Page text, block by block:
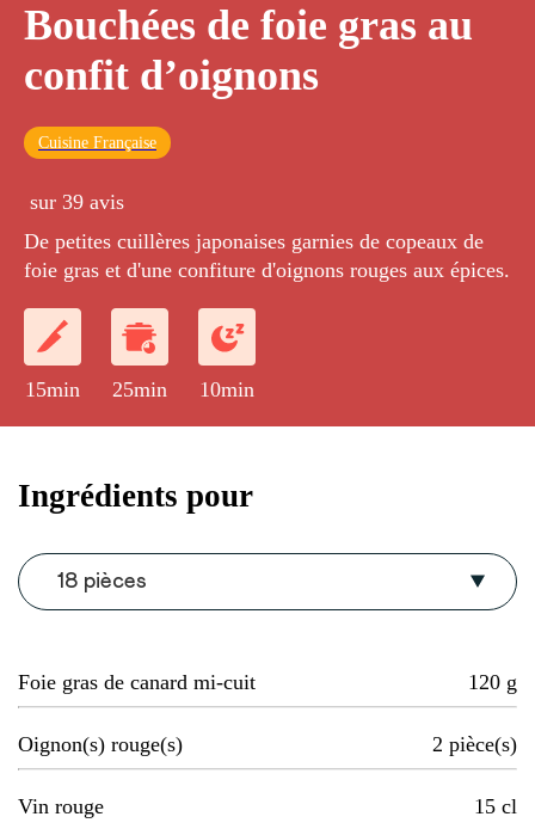
Bouchées de foie gras au
confit d’oignons
Cuisine Française
sur 39 avis
De petites cuillères japonaises garnies de copeaux de
foie gras et d'une confiture d'oignons rouges aux épices.
15min 25min 10min
Ingrédients pour
18 pièces
Foie gras de canard mi-cuit 120 g
Oignon(s) rouge(s) 2 pièce(s)
Vin rouge 15 cl